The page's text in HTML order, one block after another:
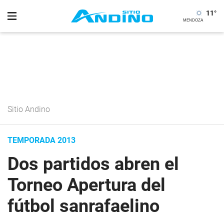
11°
Sitio Andino
TEMPORADA 2013
Dos partidos abren el
Torneo Apertura del
fútbol sanrafaelino